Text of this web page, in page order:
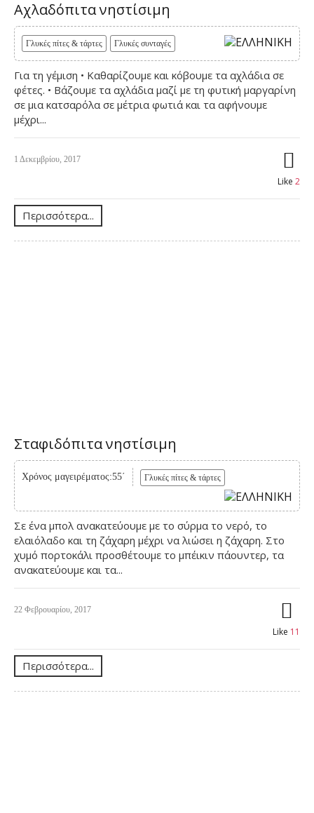
Αχλαδόπιτα νηστίσιμη
Γλυκές πίτες & τάρτες Γλυκές συνταγές
Για τη γέμιση • Καθαρίζουμε και κόβουμε τα αχλάδια σε
φέτες. • Βάζουμε τα αχλάδια μαζί με τη φυτική μαργαρίνη
σε μια κατσαρόλα σε μέτρια φωτιά και τα αφήνουμε
μέχρι...
1 Δεκεμβρίου, 2017
Like 2
Περισσότερα...
Σταφιδόπιτα νηστίσιμη
Χρόνος μαγειρέματος:55΄ Γλυκές πίτες & τάρτες
Σε ένα μπολ ανακατεύουμε με το σύρμα το νερό, το
ελαιόλαδο και τη ζάχαρη μέχρι να λιώσει η ζάχαρη. Στο
χυμό πορτοκάλι προσθέτουμε το μπέικιν πάουντερ, τα
ανακατεύουμε και τα...
22 Φεβρουαρίου, 2017
Like 11
Περισσότερα...